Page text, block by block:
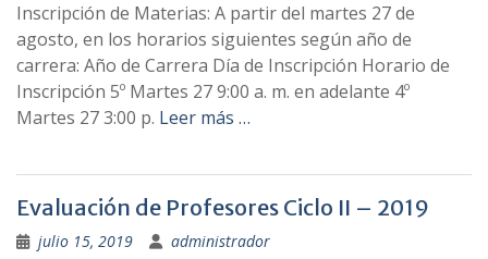
Inscripción de Materias: A partir del martes 27 de
agosto, en los horarios siguientes según año de
carrera: Año de Carrera Día de Inscripción Horario de
Inscripción 5º Martes 27 9:00 a. m. en adelante 4º
Martes 27 3:00 p. Leer más …
Evaluación de Profesores Ciclo II – 2019
julio 15, 2019 administrador